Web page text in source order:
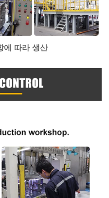
에 따라 생산